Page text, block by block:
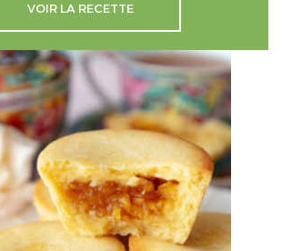
VOIR LA RECETTE